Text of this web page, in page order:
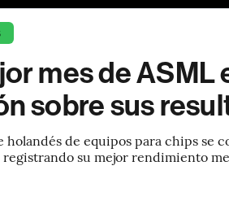
mes de ASML
sobre sus
holandés de equipos para chips se
su mejor rendimiento